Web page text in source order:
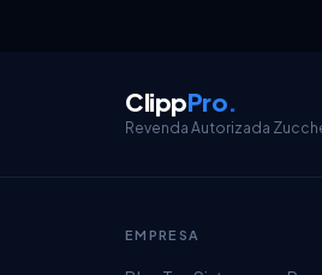
ClippPro.
Revenda Autorizada
EMPRESA